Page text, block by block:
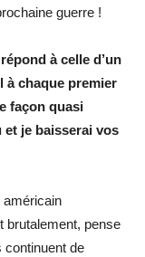
guerre !
à celle d’un
à chaque premier
façon quasi
et je baisserai vos
américain
brutalement, pense
continuent de